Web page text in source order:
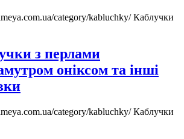
category/kabluchky/Каблучки
з перлами
оніксом та інші
category/kabluchky/Каблучки